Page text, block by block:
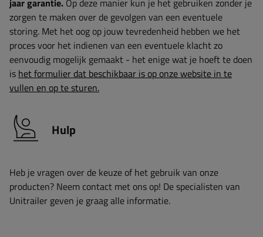
jaar garantie. Op deze manier kun je het gebruiken zonder je
zorgen te maken over de gevolgen van een eventuele
storing. Met het oog op jouw tevredenheid hebben we het
proces voor het indienen van een eventuele klacht zo
eenvoudig mogelijk gemaakt - het enige wat je hoeft te doen
is het formulier dat beschikbaar is op onze website in te
vullen en op te sturen.
Hulp
Heb je vragen over de keuze of het gebruik van onze
producten? Neem contact met ons op! De specialisten van
Unitrailer geven je graag alle informatie.